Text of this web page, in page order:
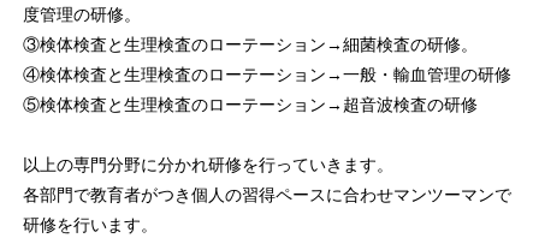
度管理の研修。
③検体検査と生理検査のローテーション→細菌検査の研修。
④検体検査と生理検査のローテーション→一般・輸血管理の研修
⑤検体検査と生理検査のローテーション→超音波検査の研修
以上の専門分野に分かれ研修を行っていきます。
各部門で教育者がつき個人の習得ペースに合わせマンツーマンで
研修を行います。